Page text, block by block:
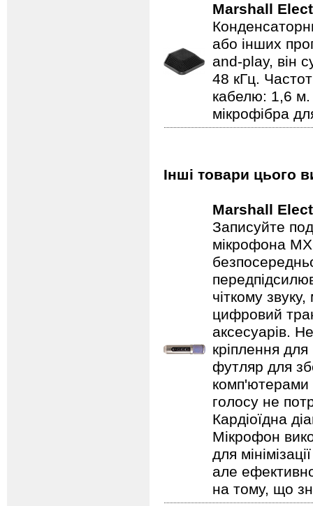
Marshall
або інших
and-play, він
48 кГц.
кабелю: 1,6 м.
мікрофібра
Інші товари цього
Marshall
Записуйте
мікрофона
чіткому
цифровий
аксесуарів.
кріплення
футляр для
комп'ютерами
голосу не
Кардіоїдна
Мікрофон
для
але
на тому, що